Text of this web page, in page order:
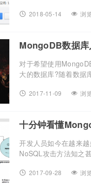
2018-05-14 浏
MongoDB数据
对于希望使用
大的数据库?随着数据
2017-11-09 浏
十分钟看懂
开发人员如今在越来
NoSQL攻击方法知之
2017-09-28 浏